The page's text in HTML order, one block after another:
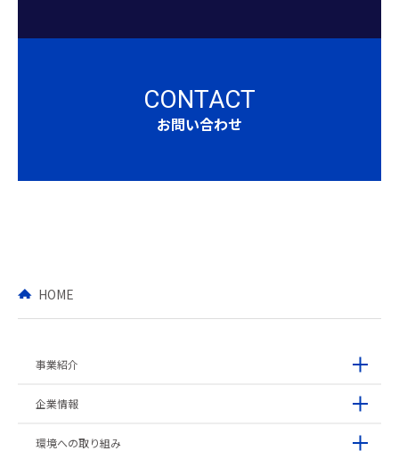
CONTACT
お問い合わせ
HOME
事業紹介
企業情報
環境への取り組み